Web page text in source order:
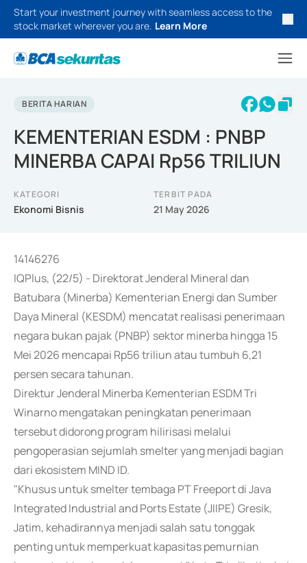
Start your investment journey with seamless access to the
stock market wherever you are. Learn More
BERITA HARIAN
KEMENTERIAN ESDM : PNBP
MINERBA CAPAI Rp56 TRILIUN
KATEGORI
Ekonomi Bisnis
TERBIT PADA
21 May 2026
14146276
IQPlus, (22/5) - Direktorat Jenderal Mineral dan
Batubara (Minerba) Kementerian Energi dan Sumber
Daya Mineral (KESDM) mencatat realisasi penerimaan
negara bukan pajak (PNBP) sektor minerba hingga 15
Mei 2026 mencapai Rp56 triliun atau tumbuh 6,21
persen secara tahunan.
Direktur Jenderal Minerba Kementerian ESDM Tri
Winarno mengatakan peningkatan penerimaan
tersebut didorong program hilirisasi melalui
pengoperasian sejumlah smelter yang menjadi bagian
dari ekosistem MIND ID.
"Khusus untuk smelter tembaga PT Freeport di Java
Integrated Industrial and Ports Estate (JIIPE) Gresik,
Jatim, kehadirannya menjadi salah satu tonggak
penting untuk memperkuat kapasitas pemurnian